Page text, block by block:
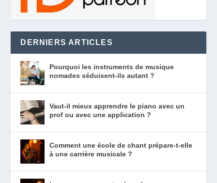
DERNIERS ARTICLES
Pourquoi les instruments de musique
nomades séduisent-ils autant ?
Vaut-il mieux apprendre le piano avec un
prof ou avec une application ?
Comment une école de chant prépare-t-elle
à une carrière musicale ?